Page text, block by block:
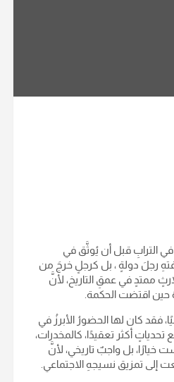
الترابِ قبل أن يُوثَّق في
رجلَ دولةٍ ، بل كرجلٍ خرجَ من
ممتدٍ في عمقِ التاريخ، لأنَّ
حين اقتضت الحكمة.
فقد كان لها الحضورُ الأبرزُ في
أكثر تعقيدًا، كالمخدرات،
خيارًا، بل واجبٌ تاريخي، لأنَّ
إلى تمزيق نسيجهِ الاجتماعي.